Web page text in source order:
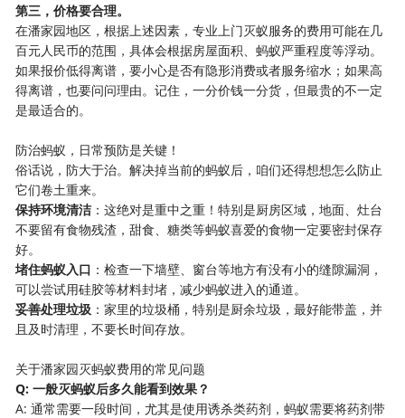
​第三，价格要合理。​
在潘家园地区，根据上述因素，专业上门灭蚁服务的费用可能在几
百元人民币的范围，具体会根据房屋面积、蚂蚁严重程度等浮动。
如果报价低得离谱，要小心是否有隐形消费或者服务缩水；如果高
得离谱，也要问问理由。记住，一分价钱一分货，但最贵的不一定
是最适合的。
防治蚂蚁，日常预防是关键！
俗话说，防大于治。解决掉当前的蚂蚁后，咱们还得想想怎么防止
它们卷土重来。
​保持环境清洁​ ​：这绝对是重中之重！特别是厨房区域，地面、灶台
不要留有食物残渣，甜食、糖类等蚂蚁喜爱的食物一定要密封保存
好。
​堵住蚂蚁入口​ ​：检查一下墙壁、窗台等地方有没有小的缝隙漏洞，
可以尝试用硅胶等材料封堵，减少蚂蚁进入的通道。
​妥善处理垃圾​ ​：家里的垃圾桶，特别是厨余垃圾，最好能带盖，并
且及时清理，不要长时间存放。
关于潘家园灭蚂蚁费用的常见问题
​Q: 一般灭蚂蚁后多久能看到效果？​
A: 通常需要一段时间，尤其是使用诱杀类药剂，蚂蚁需要将药剂带